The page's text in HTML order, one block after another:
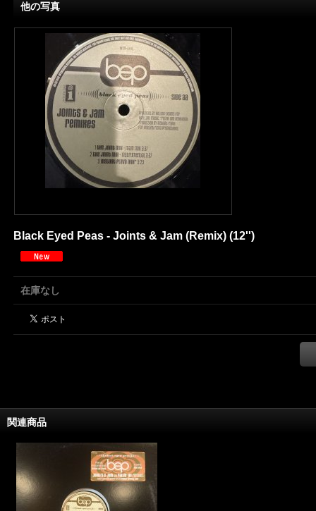
他の写真
Black Eyed Peas - Joints & Jam (Remix) (12'')
在庫なし
関連商品